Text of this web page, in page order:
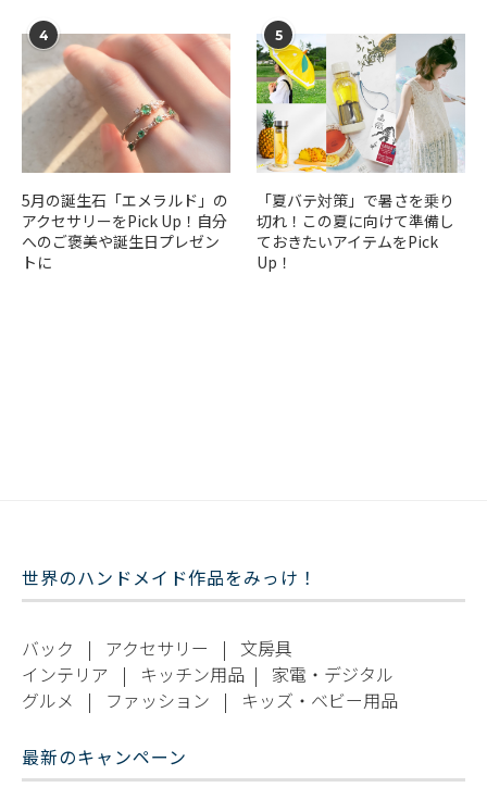
4
5月の誕生石「エメラルド」の
アクセサリーをPick Up！自分
へのご褒美や誕生日プレゼン
トに
5
「夏バテ対策」で暑さを乗り
切れ！この夏に向けて準備し
ておきたいアイテムをPick
Up！
世界のハンドメイド作品をみっけ！
バック | アクセサリー | 文房具
インテリア | キッチン用品 | 家電・デジタル
グルメ | ファッション | キッズ・ベビー用品
最新のキャンペーン